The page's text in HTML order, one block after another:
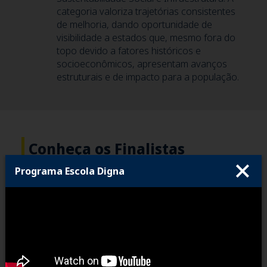
categoria valoriza trajetórias consistentes
de melhoria, dando oportunidade de
visibilidade a estados que, mesmo fora do
topo devido a fatores históricos e
socioeconômicos, apresentam avanços
estruturais e de impacto para a população.
Conheça os Finalistas
Todo ano o CLP classifica seis boas práticas
Competitividade dos Estados. O CLP também produz
Programa Escola Digna